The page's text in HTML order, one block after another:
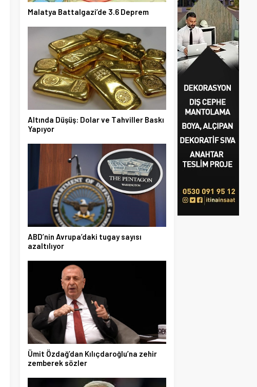
Malatya Battalgazi’de 3.6 Deprem
Altında Düşüş: Dolar ve Tahviller Baskı
Yapıyor
ABD’nin Avrupa’daki tugay sayısı
azaltılıyor
Ümit Özdağ’dan Kılıçdaroğlu’na zehir
zemberek sözler